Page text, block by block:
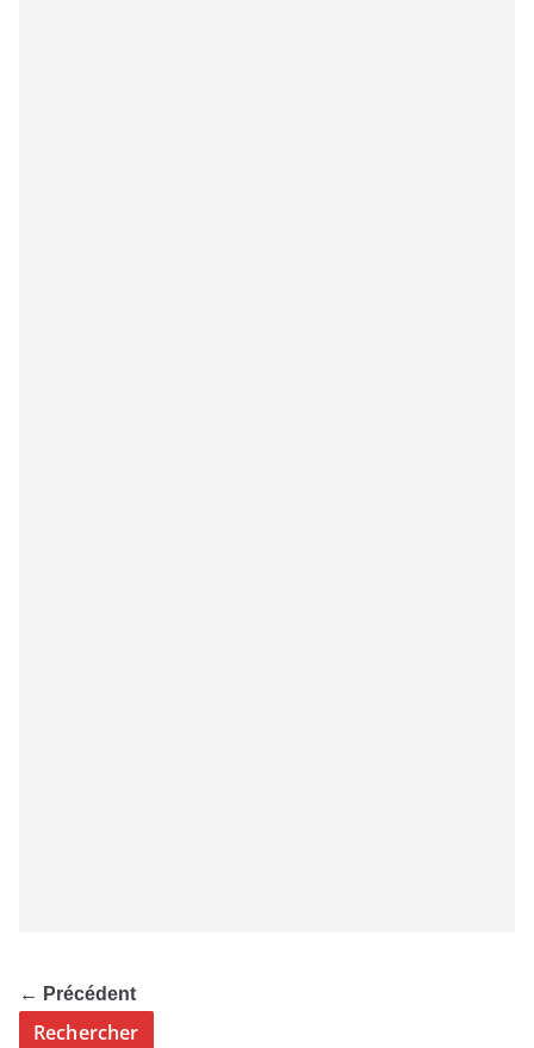
← Précédent
Rechercher